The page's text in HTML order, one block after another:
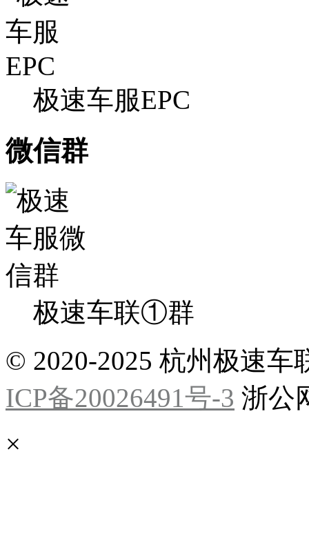
极速车服EPC
微信群
极速车联①群
© 2020-2025 杭州极速
ICP备20026491号-3 浙公
×